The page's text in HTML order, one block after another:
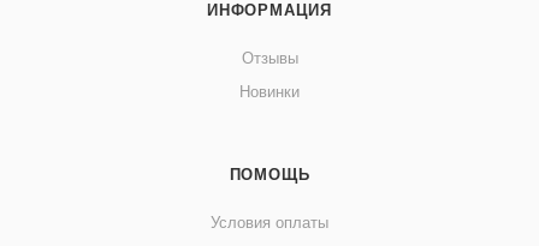
ИНФОРМАЦИЯ
Отзывы
Новинки
ПОМОЩЬ
Условия оплаты